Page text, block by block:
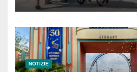
NOTIZIE